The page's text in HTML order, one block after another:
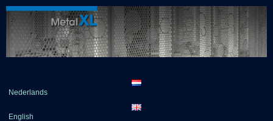
Nederlands
English